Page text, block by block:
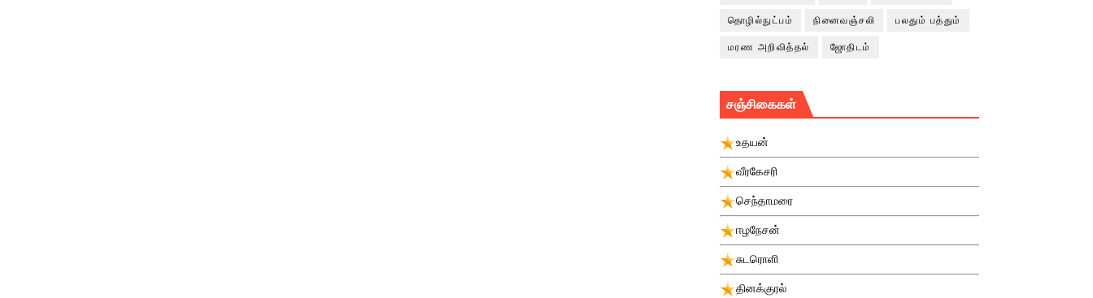
தொழில்நுட்பம் நினைவஞ்சலி பலதும் பத்தும்
மரண அறிவித்தல் ஜோதிடம்
சஞ்சிகைகள்
உதயன்
வீரகேசரி
செந்தாமரை
ஈழநேசன்
சுடரொளி
தினக்குரல்